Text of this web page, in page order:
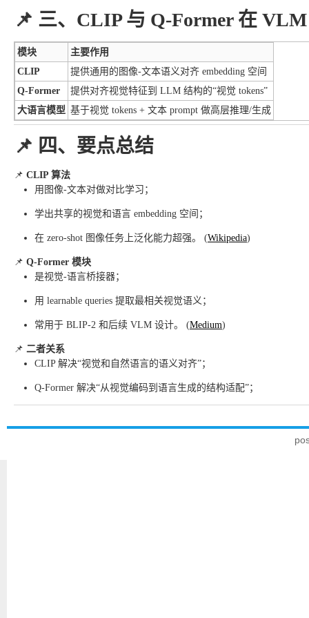
📌 三、CLIP 与 Q-Former 在
模块
主要作用
CLIP
提供通用的图像-文本语义对齐 embedding 空间
Q-Former
提供对齐视觉特征到 LLM 结构的“视觉 tokens”
大语言模型 基于视觉 tokens + 文本 prompt 做高层推理/生成
📌 四、要点总结
📌 CLIP 算法
用图像-文本对做对比学习；
学出共享的视觉和语言 embedding 空间；
在 zero-shot 图像任务上泛化能力超强。 (Wikipedia)
📌 Q-Former 模块
是视觉-语言桥接器；
用 learnable queries 提取最相关视觉语义；
常用于 BLIP-2 和后续 VLM 设计。 (Medium)
📌 二者关系
CLIP 解决“视觉和自然语言的语义对齐”；
Q-Former 解决“从视觉编码到语言生成的结构适配”；